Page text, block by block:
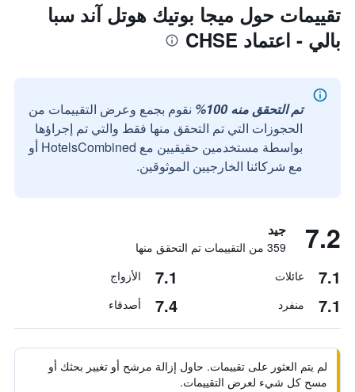
تقييمات حول ميجا بوتيك هوتل آند سبا
بالي - اعتماد CHSE
تم التحقق منه 100%
نقوم بجمع وعرض التقييمات من
الحجوزات التي تم التحقق منها فقط والتي تم إجراؤها
بواسطة مستخدمين حقيقيين مع HotelsCombined أو
مع شركائنا الخارجيين الموثوقين.
7.2 جيد
359 من التقييمات تم التحقق منها
7.1 عائلات 7.1 الأزواج
7.1 منفرد 7.4 أصدقاء
لم يتم العثور على تقييمات. حاول إزالة مرشح أو تغيير بحثك أو
مسح كل شيء لعرض التقييمات.